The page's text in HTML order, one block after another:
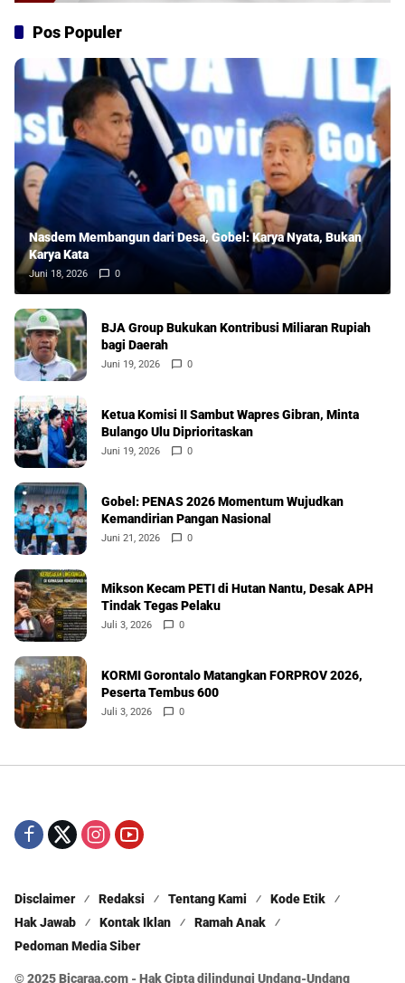
Pos Populer
Nasdem Membangun dari Desa, Gobel: Karya Nyata, Bukan
Karya Kata
Juni 18, 2026 0
BJA Group Bukukan Kontribusi Miliaran Rupiah
bagi Daerah
Juni 19, 2026 0
Ketua Komisi II Sambut Wapres Gibran, Minta
Bulango Ulu Diprioritaskan
Juni 19, 2026 0
Gobel: PENAS 2026 Momentum Wujudkan
Kemandirian Pangan Nasional
Juni 21, 2026 0
Mikson Kecam PETI di Hutan Nantu, Desak APH
Tindak Tegas Pelaku
Juli 3, 2026 0
KORMI Gorontalo Matangkan FORPROV 2026,
Peserta Tembus 600
Juli 3, 2026 0
Disclaimer Redaksi Tentang Kami
Kode Etik
Hak Jawab
Kontak Iklan
Ramah Anak
Pedoman Media Siber
© 2025 Bicaraa.com - Hak Cipta dilindungi Undang-Undang